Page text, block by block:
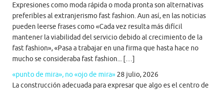
Expresiones como moda rápida o moda pronta son alternativas
preferibles al extranjerismo fast fashion. Aun así, en las noticias
pueden leerse frases como «Cada vez resulta más difícil
mantener la viabilidad del servicio debido al crecimiento de la
fast fashion», «Pasa a trabajar en una firma que hasta hace no
mucho se consideraba fast fashion... […]
«punto de mira», no «ojo de mira» 28 julio, 2026
La construcción adecuada para expresar que algo es el centro de